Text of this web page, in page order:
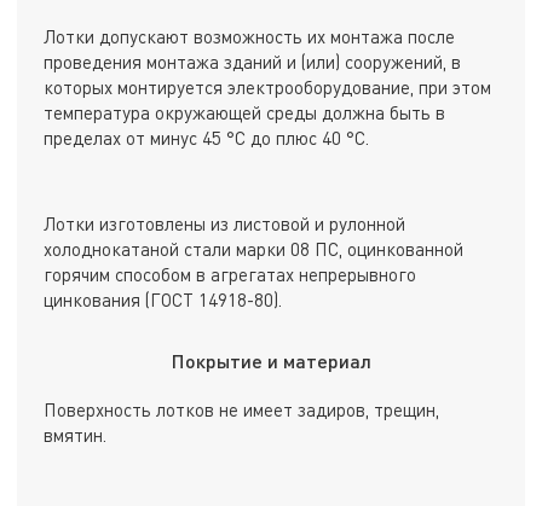
Лотки допускают возможность их монтажа после
проведения монтажа зданий и (или) сооружений, в
которых монтируется электрооборудование, при этом
температура окружающей среды должна быть в
пределах от минус 45 °С до плюс 40 °С.
Лотки изготовлены из листовой и рулонной
холоднокатаной стали марки 08 ПС, оцинкованной
горячим способом в агрегатах непрерывного
цинкования (ГОСТ 14918-80).
Покрытие и материал
Поверхность лотков не имеет задиров, трещин,
вмятин.